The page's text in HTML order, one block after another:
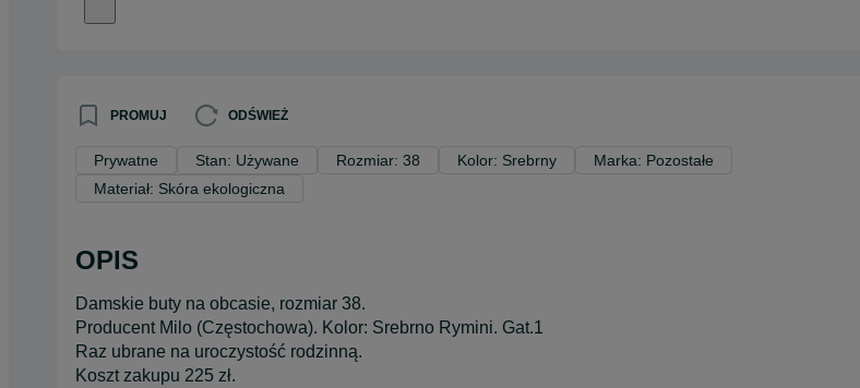
PROMUJ ODŚWIEŻ
Prywatne Stan: Używane Rozmiar: 38 Kolor: Srebrny
Marka: Pozostałe
Materiał: Skóra ekologiczna
OPIS
Damskie buty na obcasie, rozmiar 38.
Producent Milo (Częstochowa). Kolor: Srebrno Rymini. Gat.1
Raz ubrane na uroczystość rodzinną.
Koszt zakupu 225 zł.